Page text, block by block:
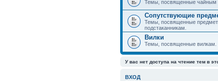
Темы, посвященные чайным
Сопутствующие
Темы, посвященные
подстаканникам.
Вилки
Темы, посвященные вилкам.
У вас нет доступа на чтение тем в
ВХОД